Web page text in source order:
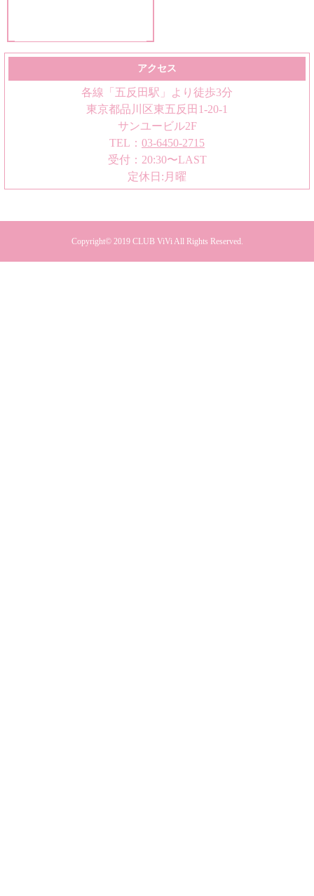
アクセス
各線「五反田駅」より徒歩3分
東京都品川区東五反田1-20-1
サンユービル2F
TEL： 03-6450-2715
受付：20:30〜LAST
定休日:月曜
Copyright© 2019 CLUB ViViAll Rights Reserved.